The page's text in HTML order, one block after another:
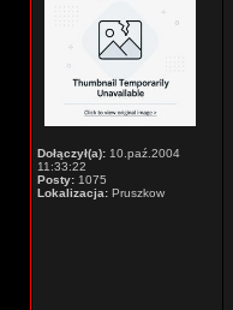
Dołączył(a): 10.paź.2004
11:33:22
Posty: 1075
Lokalizacja: Pruszkow